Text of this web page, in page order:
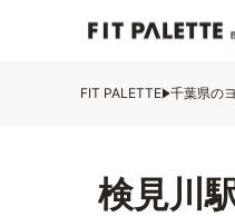
FIT PALETTE 千葉県の
検見川